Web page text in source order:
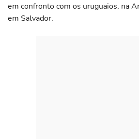
em confronto com os uruguaios, na
em Salvador.